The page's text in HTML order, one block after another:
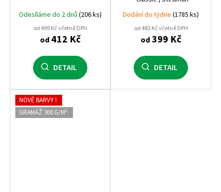
Odesíláme do 2 dnů (206 ks)
od 499 Kč včetně DPH
od412 Kč
DETAIL
Dodání do týdne (1785 ks)
od 483 Kč včetně DPH
od399 Kč
DETAIL
NOVÉ BARVY !
GRAMÁŽ 300 G/M²